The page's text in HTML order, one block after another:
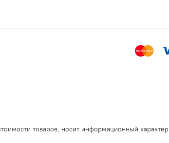
товаров, носит информационный